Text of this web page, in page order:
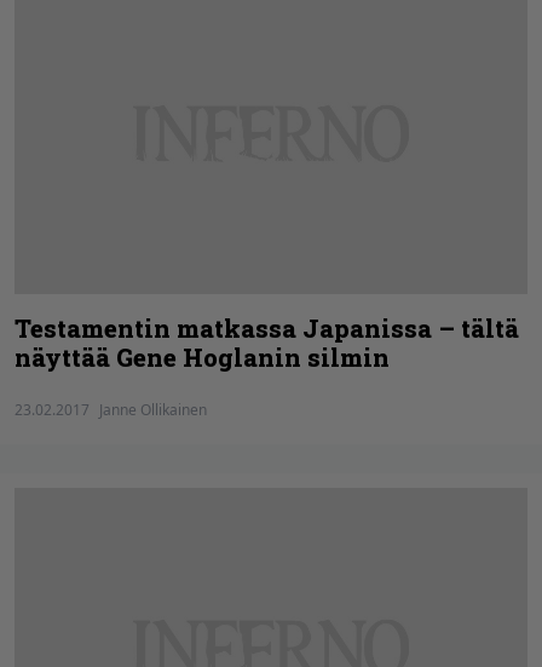
Testamentin matkassa Japanissa – tältä
näyttää Gene Hoglanin silmin
23.02.2017 Janne Ollikainen